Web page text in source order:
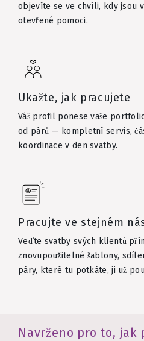
objevíte se ve chvíli, kdy jsou
otevřené pomoci.
Ukažte, jak pracujete
Váš profil ponese vaše
od párů — kompletní servis,
koordinace v den svatby.
Pracujte ve stejném
Veďte svatby svých klientů
znovupoužitelné šablony,
páry, které tu potkáte, ji už
Navrženo pro to, jak